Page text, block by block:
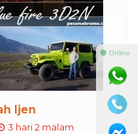
Ijen
3 hari 2 malam
⚫ Online